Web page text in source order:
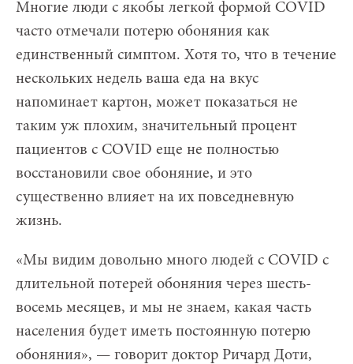
Многие люди с якобы легкой формой COVID
часто отмечали потерю обоняния как
единственный симптом. Хотя то, что в течение
нескольких недель ваша еда на вкус
напоминает картон, может показаться не
таким уж плохим, значительный процент
пациентов с COVID еще не полностью
восстановили свое обоняние, и это
существенно влияет на их повседневную
жизнь.
«Мы видим довольно много людей с COVID с
длительной потерей обоняния через шесть-
восемь месяцев, и мы не знаем, какая часть
населения будет иметь постоянную потерю
обоняния», — говорит доктор Ричард Доти,